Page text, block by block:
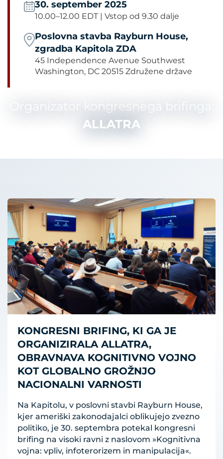
30. september 2025
10.00–12.00 EDT | Vstop od 9.30 dalje
Poslovna stavba Rayburn House,
zgradba Kapitola ZDA
45 Independence Avenue Southwest
Washington, DC 20515 Združene države
Organizator kongresnega brifinga:
ALLATRA
KONGRESNI BRIFING, KI GA JE
ORGANIZIRALA ALLATRA,
OBRAVNAVA KOGNITIVNO VOJNO
KOT GLOBALNO GROŽNJO
NACIONALNI VARNOSTI
Na Kapitolu, v poslovni stavbi Rayburn House,
kjer ameriški zakonodajalci oblikujejo zvezno
politiko, je 30. septembra potekal kongresni
brifing na visoki ravni z naslovom »Kognitivna
vojna: vpliv, infoterorizem in manipulacija«.